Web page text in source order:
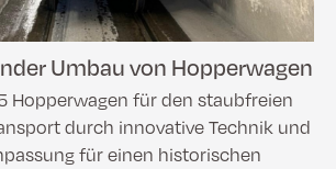
Umbau von Hopperwagen
Hopperwagen für den staubfreien
durch innovative Technik und
für einen historischen